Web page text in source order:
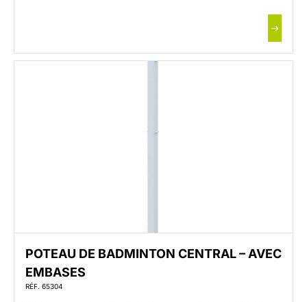
avec roues plastiques […]
POTEAU DE BADMINTON CENTRAL – AVEC
EMBASES
RÉF. 65304